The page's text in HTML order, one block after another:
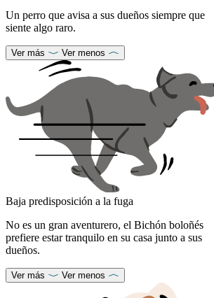
Un perro que avisa a sus dueños siempre que
siente algo raro.
Ver más Ver menos
Baja predisposición a la fuga
No es un gran aventurero, el Bichón boloñés
prefiere estar tranquilo en su casa junto a sus
dueños.
Ver más Ver menos